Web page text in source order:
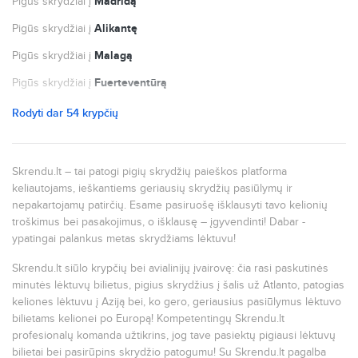
Cordoba Airport (ODB)
Santander Airport (SDR)
Pirineos (HSK)
San Javier (MJV)
Airport (BCN)
Adolfo Suarez Barajas (MAD)
Federico Garcia Lorca (GRX)
Asturias (OVD)
Vigo Airport (VGO)
San Sebastian Airport (EAS)
Seo De Urgel (LEU)
Tenerife Norte (TFN)
La Palma (SPC)
Leon (LEN)
Malaga Airport (AGP)
La Gomera (GMZ)
Air Base (OZP)
Vitoria (VIT)
Almeria (LEI)
Pigūs skrydžiai į Alikantę
Pigūs skrydžiai į Malagą
Pigūs skrydžiai į Fuerteventūrą
Pigūs skrydžiai į Paryžių
Pigūs skrydžiai į
Pigūs skrydžiai į Niujorką
Pigūs skrydžiai į Romą
Pigūs skrydžiai į Milaną
Pigūs skrydžiai į Prahą
Pigūs skrydžiai į Londoną
Liverpulį
Pigūs skrydžiai į Glazgą
Rodyti dar 54 krypčių
Skrendu.lt – tai patogi pigių skrydžių paieškos platforma
keliautojams, ieškantiems geriausių skrydžių pasiūlymų ir
nepakartojamų patirčių. Esame pasiruošę išklausyti tavo kelionių
troškimus bei pasakojimus, o išklausę – įgyvendinti! Dabar -
ypatingai palankus metas skrydžiams lėktuvu!
Skrendu.lt siūlo krypčių bei avialinijų įvairovę: čia rasi paskutinės
minutės lėktuvų bilietus, pigius skrydžius į šalis už Atlanto, patogias
keliones lėktuvu į Aziją bei, ko gero, geriausius pasiūlymus lėktuvo
bilietams kelionei po Europą! Kompetentingų Skrendu.lt
profesionalų komanda užtikrins, jog tave pasiektų pigiausi lėktuvų
bilietai bei pasirūpins skrydžio patogumu! Su Skrendu.lt pagalba